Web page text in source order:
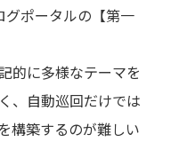
グポータルの【第一
的に多様なテーマを
、自動巡回だけでは
構築するのが難しい